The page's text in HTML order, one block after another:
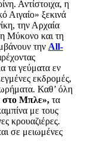
Αντίστοιχα, η
Αιγαίο» ξεκινά
την Αρχαία
Μύκονο και τη
την Αll-
τα γεύματα εν
εκδρομές,
Καθ’ όλη
στο Μπλε», τα
με τους
κρουαζιέρες.
σε μειωμένες